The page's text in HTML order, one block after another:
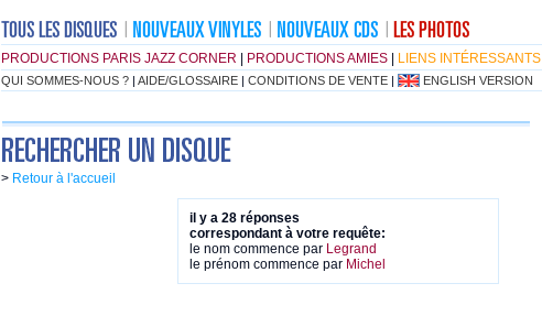
PRODUCTIONS PARIS JAZZ CORNER PRODUCTIONS AMIES LIENS INTÉRESSANTS
QUI SOMMES-NOUS ? | AIDE/GLOSSAIRE | CONDITIONS DE VENTE | ENGLISH VERSION
> Retour à l'accueil
il y a 28 réponses
correspondant à votre requête:
le nom commence par Legrand
le prénom commence par Michel